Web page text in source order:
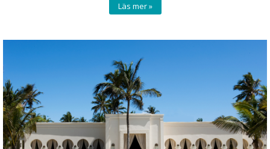
Läs mer »